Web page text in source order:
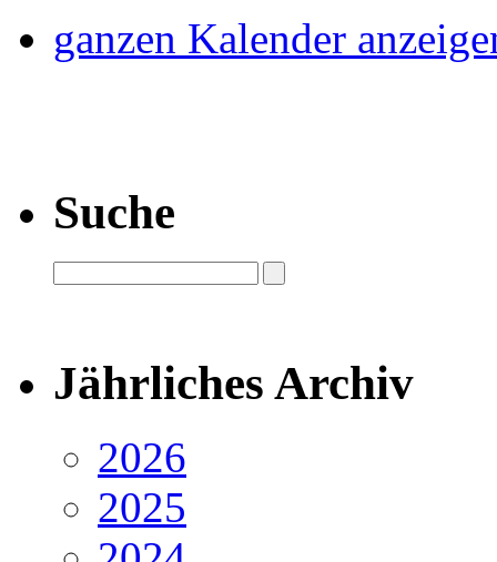
ganzen Kalender
Suche
Jährliches Archiv
2026
2025